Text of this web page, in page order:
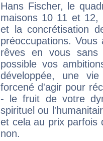
Hans Fischer, le
maisons 10 11 et 12,
et la concrétisation
préoccupations.
rêves en vous sans
possible vos
développée, une
forcené d'agir pour
- le fruit de votre
spirituel ou
et cela au prix parfois
non.